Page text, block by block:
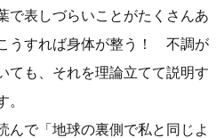
で表しづらいことがたくさんあ
うすれば身体が整う！ 不調が
ても、それを理論立てて説明す
んで「地球の裏側で私と同じよ